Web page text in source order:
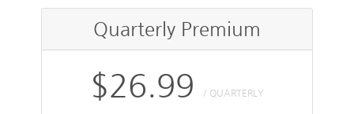
Quarterly Premium
$26.99 / QUARTERLY